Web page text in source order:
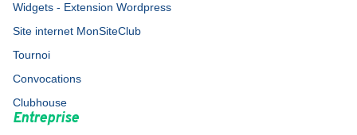
Widgets - Extension Wordpress
Site internet MonSiteClub
Tournoi
Convocations
Clubhouse
Entreprise